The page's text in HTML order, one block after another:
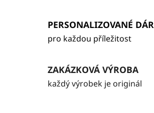
PERSONALIZOVANÉ
pro každou příležitost
ZAKÁZKOVÁ VÝROBA
každý výrobek je originál